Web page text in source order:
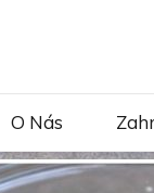
O Nás